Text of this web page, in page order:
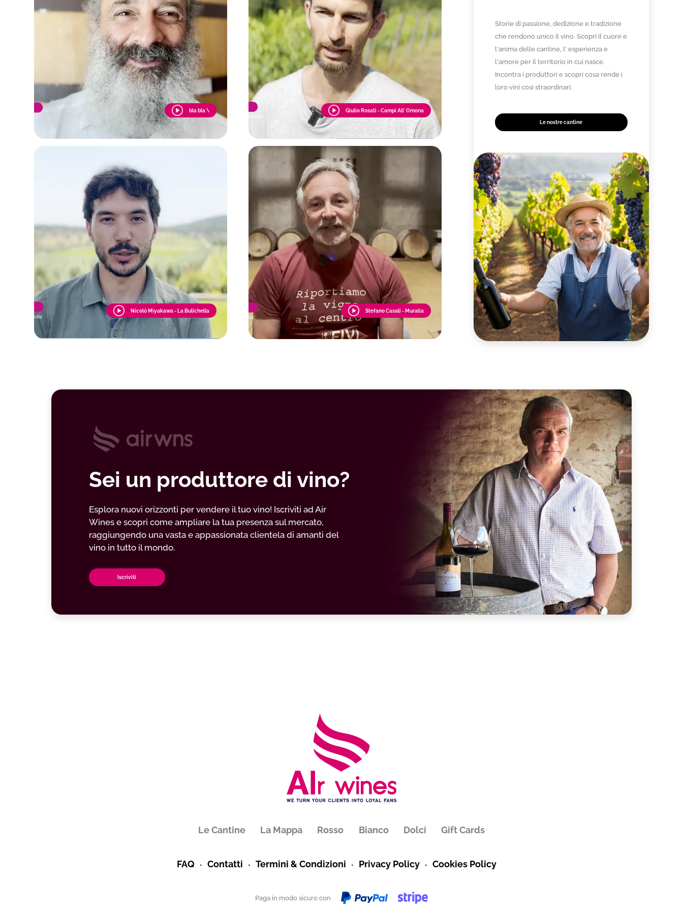
bla bla \ Giulio Rosati - Campi All' Omona
Nicolò Miyakawa - La Bulichella Stefano Casali - Muralia
Storie di passione, dedizione e tradizione
che rendono unico il vino. Scopri il cuore e
l'anima delle cantine, l' esperienza e
l'amore per il territorio in cui nasce.
Incontra i produttori e scopri cosa rende i
loro vini così straordinari.
Le nostre cantine
Sei un produttore di vino?
Esplora nuovi orizzonti per vendere il tuo vino! Iscriviti ad Air
Wines e scopri come ampliare la tua presenza sul mercato,
raggiungendo una vasta e appassionata clientela di amanti del
vino in tutto il mondo.
Iscriviti
Le Cantine La Mappa Rosso Bianco Dolci Gift Cards
FAQ Contatti Termini & Condizioni Privacy Policy Cookies Policy
Paga in modo sicuro con